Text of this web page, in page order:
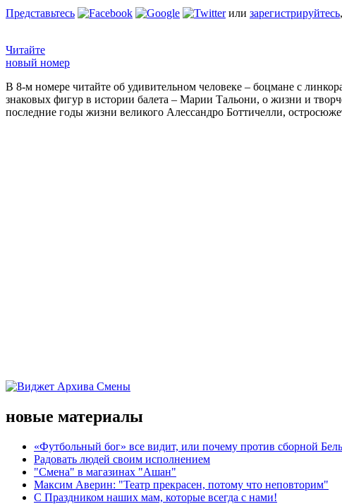
Представьтесь
или зарегистрируйтесь
Читайте
новый номер
В 8-м номере читайте об удивительном человеке – боцмане с
знаковых фигур в истории балета – Марии Тальони, о жизни и
последние годы жизни великого Алессандро Боттичелли,
новые материалы
«Футбольный бог» все видит, или почему против сборной
Радовать людей своим исполнением
"Смена" в магазинах "Ашан"
Максим Аверин: "Театр прекрасен, потому что неповторим"
С Праздником наших мам, которые всегда с нами!